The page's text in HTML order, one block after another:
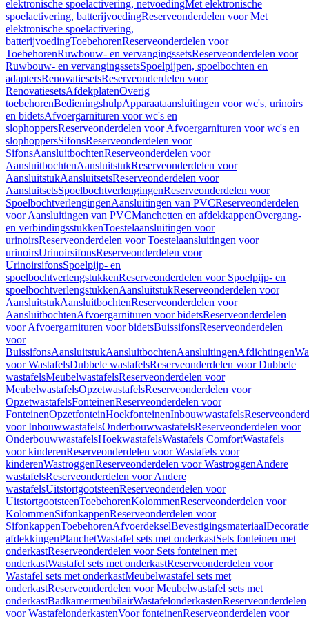
elektronische spoelactivering, netvoedingMet elektronische
spoelactivering, batterijvoedingReserveonderdelen voor Met
elektronische spoelactivering,
batterijvoedingToebehorenReserveonderdelen voor
ToebehorenRuwbouw- en vervangingssetsReserveonderdelen voor
Ruwbouw- en vervangingssetsSpoelpijpen, spoelbochten en
adaptersRenovatiesetsReserveonderdelen voor
RenovatiesetsAfdekplatenOverig
toebehorenBedieningshulpApparaataansluitingen voor wc's, urinoirs
en bidetsAfvoergarnituren voor wc's en
slophoppersReserveonderdelen voor Afvoergarnituren voor wc's en
slophoppersSifonsReserveonderdelen voor
SifonsAansluitbochtenReserveonderdelen voor
AansluitbochtenAansluitstukReserveonderdelen voor
AansluitstukAansluitsetsReserveonderdelen voor
AansluitsetsSpoelbochtverlengingenReserveonderdelen voor
SpoelbochtverlengingenAansluitingen van PVCReserveonderdelen
voor Aansluitingen van PVCManchetten en afdekkappenOvergang-
en verbindingsstukkenToestelaansluitingen voor
urinoirsReserveonderdelen voor Toestelaansluitingen voor
urinoirsUrinoirsifonsReserveonderdelen voor
UrinoirsifonsSpoelpijp- en
spoelbochtverlengstukkenReserveonderdelen voor Spoelpijp- en
spoelbochtverlengstukkenAansluitstukReserveonderdelen voor
AansluitstukAansluitbochtenReserveonderdelen voor
AansluitbochtenAfvoergarnituren voor bidetsReserveonderdelen
voor Afvoergarnituren voor bidetsBuissifonsReserveonderdelen
voor
BuissifonsAansluitstukAansluitbochtenAansluitingenAfdichtingen
voor WastafelsDubbele wastafelsReserveonderdelen voor Dubbele
wastafelsMeubelwastafelsReserveonderdelen voor
MeubelwastafelsOpzetwastafelsReserveonderdelen voor
OpzetwastafelsFonteinenReserveonderdelen voor
FonteinenOpzetfonteinHoekfonteinenInbouwwastafels
voor InbouwwastafelsOnderbouwwastafelsReserveonderdelen voor
OnderbouwwastafelsHoekwastafelsWastafels ComfortWastafels
voor kinderenReserveonderdelen voor Wastafels voor
kinderenWastroggenReserveonderdelen voor WastroggenAndere
wastafelsReserveonderdelen voor Andere
wastafelsUitstortgootsteenReserveonderdelen voor
UitstortgootsteenToebehorenKolommenReserveonderdelen voor
KolommenSifonkappenReserveonderdelen voor
SifonkappenToebehorenAfvoerdekselBevestigingsmateriaal
afdekkingenPlanchetWastafel sets met onderkastSets fonteinen met
onderkastReserveonderdelen voor Sets fonteinen met
onderkastWastafel sets met onderkastReserveonderdelen voor
Wastafel sets met onderkastMeubelwastafel sets met
onderkastReserveonderdelen voor Meubelwastafel sets met
onderkastBadkamermeubilairWastafelonderkastenReserveonderdelen
voor WastafelonderkastenVoor fonteinenReserveonderdelen voor